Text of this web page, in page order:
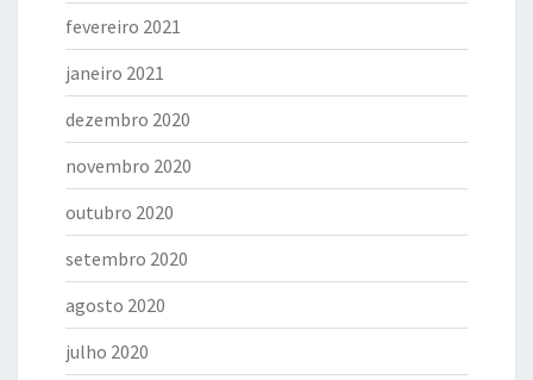
fevereiro 2021
janeiro 2021
dezembro 2020
novembro 2020
outubro 2020
setembro 2020
agosto 2020
julho 2020